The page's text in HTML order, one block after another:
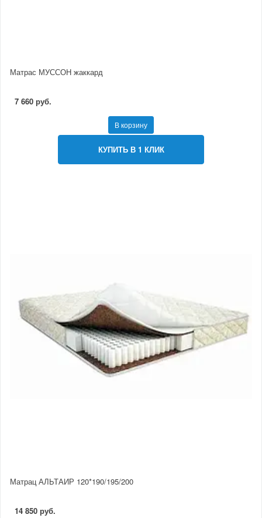
Матрас МУССОН жаккард
7 660 руб.
В корзину
КУПИТЬ В 1 КЛИК
Матрац АЛЬТАИР 120*190/195/200
14 850 руб.